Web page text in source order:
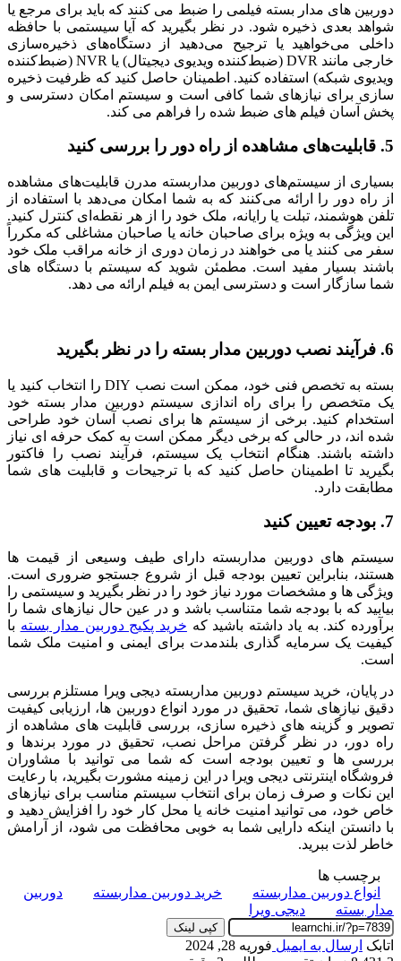
دوربین های مدار بسته فیلمی را ضبط می کنند که باید برای مرجع یا
شواهد بعدی ذخیره شود. در نظر بگیرید که آیا سیستمی با حافظه
داخلی می‌خواهید یا ترجیح می‌دهید از دستگاه‌های ذخیره‌سازی
خارجی مانند DVR (ضبط‌کننده ویدیوی دیجیتال) یا NVR (ضبط‌کننده
ویدیوی شبکه) استفاده کنید. اطمینان حاصل کنید که ظرفیت ذخیره
سازی برای نیازهای شما کافی است و سیستم امکان دسترسی و
پخش آسان فیلم های ضبط شده را فراهم می کند.
5. قابلیت‌های مشاهده از راه دور را بررسی کنید
بسیاری از سیستم‌های دوربین مداربسته مدرن قابلیت‌های مشاهده
از راه دور را ارائه می‌کنند که به شما امکان می‌دهد با استفاده از
تلفن هوشمند، تبلت یا رایانه، ملک خود را از هر نقطه‌ای کنترل کنید.
این ویژگی به ویژه برای صاحبان خانه یا صاحبان مشاغلی که مکرراً
سفر می کنند یا می خواهند در زمان دوری از خانه مراقب ملک خود
باشند بسیار مفید است. مطمئن شوید که سیستم با دستگاه های
شما سازگار است و دسترسی ایمن به فیلم ارائه می دهد.
6. فرآیند نصب دوربین مدار بسته را در نظر بگیرید
بسته به تخصص فنی خود، ممکن است نصب DIY را انتخاب کنید یا
یک متخصص را برای راه اندازی سیستم دوربین مدار بسته خود
استخدام کنید. برخی از سیستم ها برای نصب آسان خود طراحی
شده اند، در حالی که برخی دیگر ممکن است به کمک حرفه ای نیاز
داشته باشند. هنگام انتخاب یک سیستم، فرآیند نصب را فاکتور
بگیرید تا اطمینان حاصل کنید که با ترجیحات و قابلیت های شما
مطابقت دارد.
7. بودجه تعیین کنید
سیستم های دوربین مداربسته دارای طیف وسیعی از قیمت ها
هستند، بنابراین تعیین بودجه قبل از شروع جستجو ضروری است.
ویژگی ها و مشخصات مورد نیاز خود را در نظر بگیرید و سیستمی را
بیابید که با بودجه شما متناسب باشد و در عین حال نیازهای شما را
برآورده کند. به یاد داشته باشید که خرید پکیج دوربین مدار بسته با
کیفیت یک سرمایه گذاری بلندمدت برای ایمنی و امنیت ملک شما
است.
در پایان، خرید سیستم دوربین مداربسته دیجی ویرا مستلزم بررسی
دقیق نیازهای شما، تحقیق در مورد انواع دوربین ها، ارزیابی کیفیت
تصویر و گزینه های ذخیره سازی، بررسی قابلیت های مشاهده از
راه دور، در نظر گرفتن مراحل نصب، تحقیق در مورد برندها و
بررسی ها و تعیین بودجه است که شما می توانید با مشاوران
فروشگاه اینترنتی دیجی ویرا در این زمینه مشورت بگیرید، با رعایت
این نکات و صرف زمان برای انتخاب سیستم مناسب برای نیازهای
خاص خود، می توانید امنیت خانه یا محل کار خود را افزایش دهید و
با دانستن اینکه دارایی شما به خوبی محافظت می شود، از آرامش
خاطر لذت ببرید.
برچسب ها
انواع دوربین مداربسته
خرید دوربین مداربسته
دوربین
مدار بسته
دیجی ویرا
کپی لینک
اتابک ارسال به ایمیل فوریه 28, 2024